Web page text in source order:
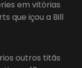
em vitórias
que içou a Bill
outros titãs